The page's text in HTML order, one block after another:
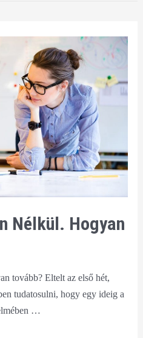
Nélkül. Hogyan
tovább? Eltelt az első hét,
tudatosulni, hogy egy ideig a
…